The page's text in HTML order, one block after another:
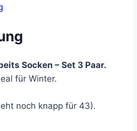
Socken – Set 3 Paar.
für Winter.
noch knapp für 43).